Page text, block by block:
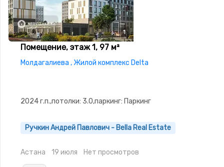
1
Помещение, этаж 1, 97 м²
Молдагалиева , Жилой комплекс Delta
2024 г.п.,потолки: 3.0,паркинг: Паркинг
Ручкин Андрей Павлович - Bella Real Estate
Астана 19 июля Нет просмотров